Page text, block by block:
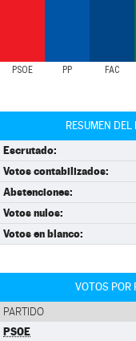
PSOE PP FAC
RESUMEN
Escrutado:
Votos contabilizados:
Abstenciones:
Votos nulos:
Votos en blanco:
VOTOS POR
PARTIDO
PSOE